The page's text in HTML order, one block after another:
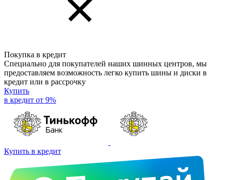
Покупка в кредит
Специально для покупателей наших шинных центров, мы
предоставляем возможность легко купить шины и диски в
кредит или в рассрочку
Купить
в кредит от 9%
Купить в кредит